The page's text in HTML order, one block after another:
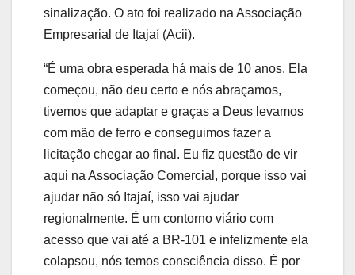
sinalização. O ato foi realizado na Associação
Empresarial de Itajaí (Acii).
“É uma obra esperada há mais de 10 anos. Ela
começou, não deu certo e nós abraçamos,
tivemos que adaptar e graças a Deus levamos
com mão de ferro e conseguimos fazer a
licitação chegar ao final. Eu fiz questão de vir
aqui na Associação Comercial, porque isso vai
ajudar não só Itajaí, isso vai ajudar
regionalmente. É um contorno viário com
acesso que vai até a BR-101 e infelizmente ela
colapsou, nós temos consciência disso. É por